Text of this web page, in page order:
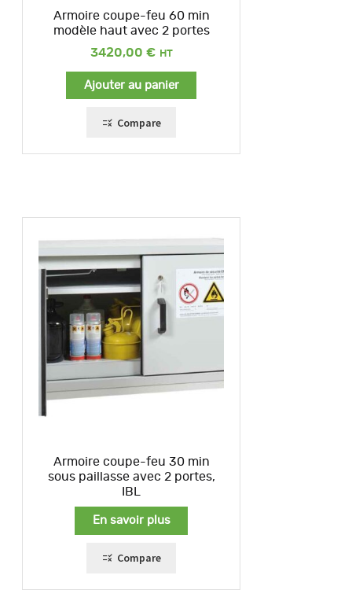
Armoire coupe-feu 60 min
modèle haut avec 2 portes
3420,00 €
Ajouter au panier
Compare
Armoire coupe-feu 30 min
sous paillasse avec 2 portes,
IBL
En savoir plus
Compare